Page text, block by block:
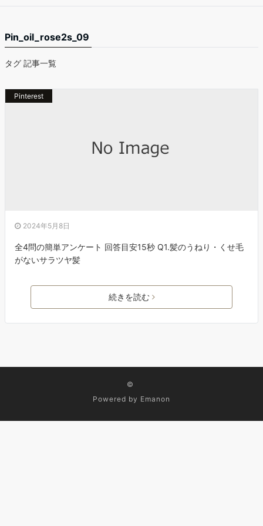
Pin_oil_rose2s_09
タグ 記事一覧
Pinterest
2024年5月8日
全4問の簡単アンケート 回答目安15秒 Q1.髪のうねり・くせ毛
がないサラツヤ髪
続きを読む
©
Powered by Emanon